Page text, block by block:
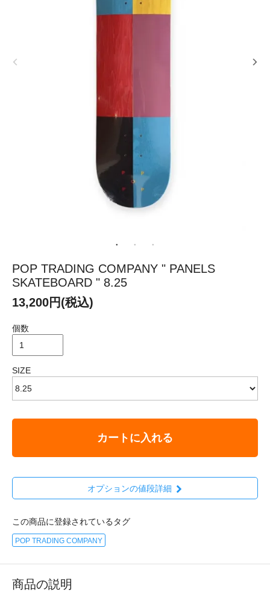
POP TRADING COMPANY " PANELS
SKATEBOARD " 8.25
13,200円(税込)
個数
SIZE
カートに入れる
オプションの値段詳細
この商品に登録されているタグ
POP TRADING COMPANY
商品の説明